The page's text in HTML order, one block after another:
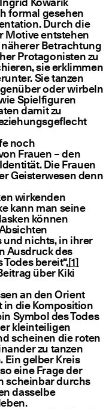
formal gesehen
Durch die
Motive entstehen
Betrachtung
Protagonisten zu
sie erklimmen
Sie tanzen
oder wirbeln
Spielfiguren
damit zu
noch
Frauen – den
Die Frauen
Geisterwesen denn
wirkenden
kann man seine
können
und nichts, in ihrer
Ausdruck des
bereit“,[1]
über Kiki
an den Orient
in die Komposition
Symbol des Todes
kleinteiligen
scheinen die roten
zu tanzen
Ein gelber Kreis
eine Frage der
scheinbar durchs
dasselbe